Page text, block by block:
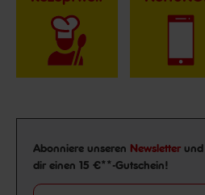
Newsletter Anmeldung
Abonniere unseren Newsletter
dir einen 15 €**-Gutschein!